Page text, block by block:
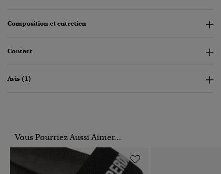
Composition et entretien
Contact
Avis (1)
Vous Pourriez Aussi Aimer...